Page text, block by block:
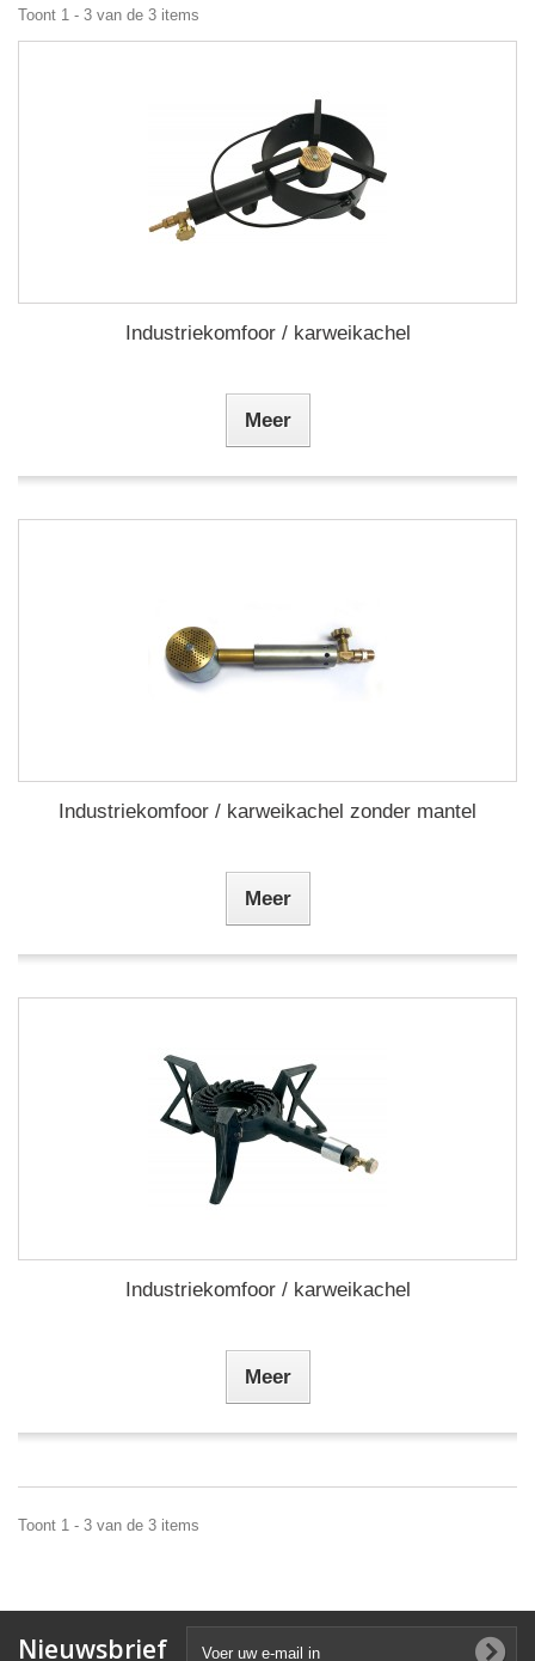
Toont 1 - 3 van de 3 items
Industriekomfoor / karweikachel
Meer
Industriekomfoor / karweikachel zonder mantel
Meer
Industriekomfoor / karweikachel
Meer
Toont 1 - 3 van de 3 items
Nieuwsbrief